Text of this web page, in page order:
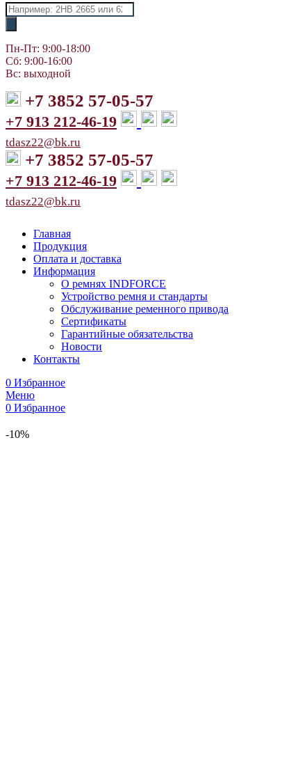
Поиск
товаров
Пн-Пт: 9:00-18:00
Сб: 9:00-16:00
Вс: выходной
+7 3852 57-05-57
+7 913 212-46-19
tdasz22@bk.ru
+7 3852 57-05-57
+7 913 212-46-19
tdasz22@bk.ru
Главная
Продукция
Оплата и доставка
Информация
О ремнях INDFORCE
Устройство ремня и стандарты
Обслуживание ременного привода
Сертификаты
Гарантийные обязательства
Новости
Контакты
0 Избранное
Меню
0 Избранное
-10%